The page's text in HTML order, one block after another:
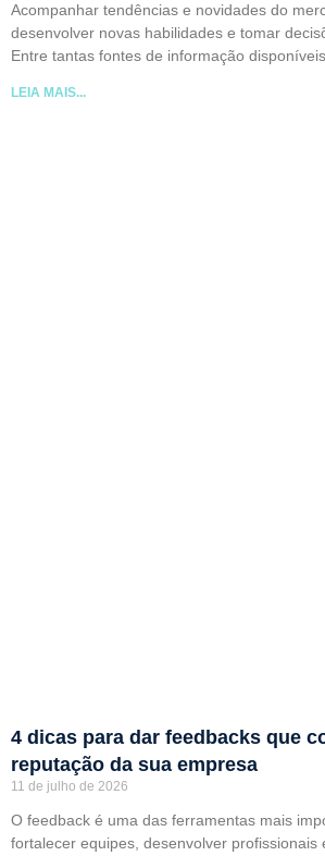
Acompanhar tendências e novidades do
desenvolver novas habilidades e tomar
Entre tantas fontes de informação
LEIA MAIS...
4 dicas para dar feedbacks que
reputação da sua empresa
11 de julho de 2026
O feedback é uma das ferramentas mais
fortalecer equipes, desenvolver profissionais